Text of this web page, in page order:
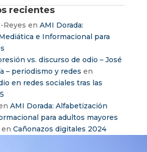
recientes
Reyes en AMI Dorada:
e Informacional para
vs. discurso de odio – José
– periodismo y redes en
en redes sociales tras las
AMI Dorada: Alfabetización
para adultos mayores
en Cañonazos digitales 2024